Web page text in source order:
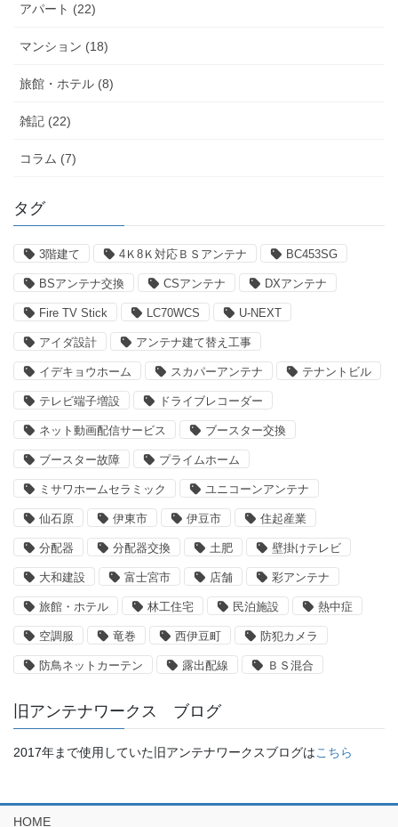
アパート (22)
マンション (18)
旅館・ホテル (8)
雑記 (22)
コラム (7)
タグ
3階建て 4Ｋ8Ｋ対応ＢＳアンテナ BC453SG
BSアンテナ交換 CSアンテナ DXアンテナ
Fire TV Stick LC70WCS U-NEXT
アイダ設計 アンテナ建て替え工事
イデキョウホーム スカパーアンテナ テナントビル
テレビ端子増設 ドライブレコーダー
ネット動画配信サービス ブースター交換
ブースター故障 プライムホーム
ミサワホームセラミック ユニコーンアンテナ
仙石原 伊東市 伊豆市 住起産業
分配器 分配器交換 土肥 壁掛けテレビ
大和建設 富士宮市 店舗 彩アンテナ
旅館・ホテル 林工住宅 民泊施設 熱中症
空調服 竜巻 西伊豆町 防犯カメラ
防鳥ネットカーテン 露出配線 ＢＳ混合
旧アンテナワークス ブログ
2017年まで使用していた旧アンテナワークスブログはこちら
HOME